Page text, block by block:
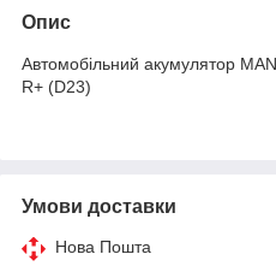
Опис
Автомобільний акумулятор
R+ (D23)
Умови доставки
Нова Пошта